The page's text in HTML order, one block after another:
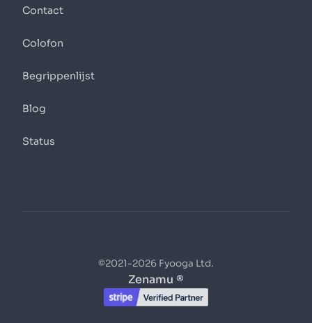
Contact
Colofon
Begrippenlijst
Blog
Status
©2021-2026 Fyooga Ltd.
Zenamu ®